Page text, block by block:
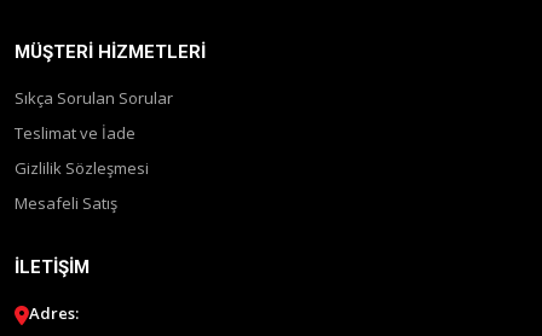
MÜŞTERI HIZMETLERI
Sıkça Sorulan Sorular
Teslimat ve İade
Gizlilik Sözleşmesi
Mesafeli Satış
İLETIŞIM
Adres: